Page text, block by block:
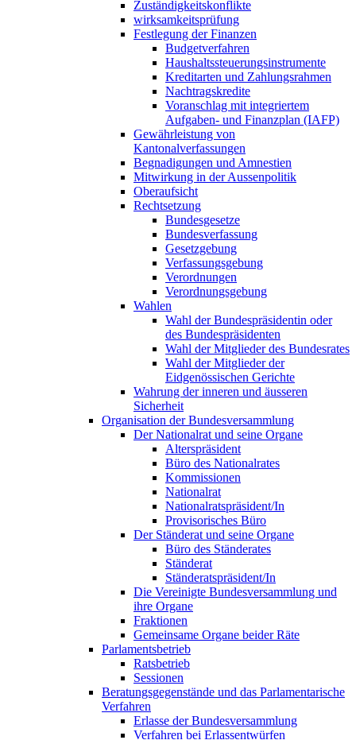
Zuständigkeitskonflikte
wirksamkeitsprüfung
Festlegung der Finanzen
Budgetverfahren
Haushaltssteuerungsinstrumente
Kreditarten und Zahlungsrahmen
Nachtragskredite
Voranschlag mit integriertem
Aufgaben- und Finanzplan (IAFP)
Gewährleistung von
Kantonalverfassungen
Begnadigungen und Amnestien
Mitwirkung in der Aussenpolitik
Oberaufsicht
Rechtsetzung
Bundesgesetze
Bundesverfassung
Gesetzgebung
Verfassungsgebung
Verordnungen
Verordnungsgebung
Wahlen
Wahl der Bundespräsidentin oder
des Bundespräsidenten
Wahl der Mitglieder des Bundesrates
Wahl der Mitglieder der
Eidgenössischen Gerichte
Wahrung der inneren und äusseren
Sicherheit
Organisation der Bundesversammlung
Der Nationalrat und seine Organe
Alterspräsident
Büro des Nationalrates
Kommissionen
Nationalrat
Nationalratspräsident/In
Provisorisches Büro
Der Ständerat und seine Organe
Büro des Ständerates
Ständerat
Ständeratspräsident/In
Die Vereinigte Bundesversammlung und
ihre Organe
Fraktionen
Gemeinsame Organe beider Räte
Parlamentsbetrieb
Ratsbetrieb
Sessionen
Beratungsgegenstände und das Parlamentarische
Verfahren
Erlasse der Bundesversammlung
Verfahren bei Erlassentwürfen